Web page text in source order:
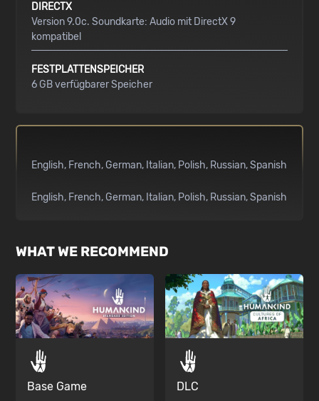
DIRECTX
Version 9.0c. Soundkarte: Audio mit DirectX 9
kompatibel
FESTPLATTENSPEICHER
6 GB verfügbarer Speicher
English French German Italian Polish Russian Spanish
English French German Italian Polish Russian Spanish
WHAT WE RECOMMEND
Base Game DLC